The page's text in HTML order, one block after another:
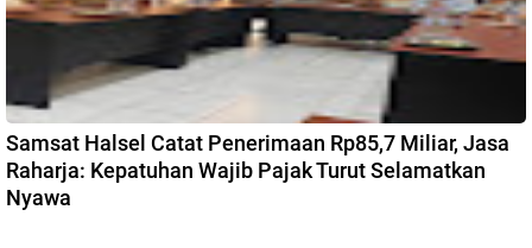
Samsat Halsel Catat Penerimaan Rp85,7 Miliar, Jasa
Raharja: Kepatuhan Wajib Pajak Turut Selamatkan
Nyawa